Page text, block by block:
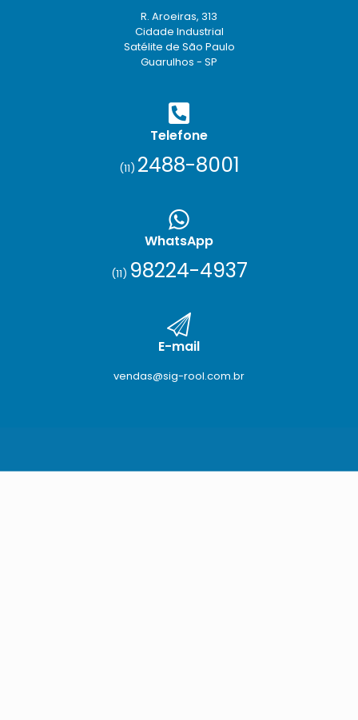
R. Aroeiras, 313
Cidade Industrial
Satélite de São Paulo
Guarulhos - SP
Telefone
(11) 2488-8001
WhatsApp
(11) 98224-4937
E-mail
vendas@sig-rool.com.br